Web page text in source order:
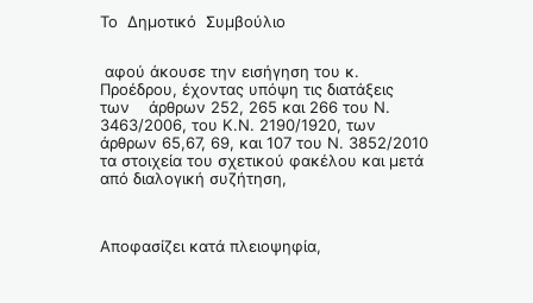
Το Δημοτικό Συμβούλιο
αφού άκουσε την εισήγηση του κ.
Προέδρου, έχοντας υπόψη τις διατάξεις
των άρθρων 252, 265 και 266 του Ν.
3463/2006, του Κ.Ν. 2190/1920, των
άρθρων 65,67, 69, και 107 του Ν. 3852/2010
τα στοιχεία του σχετικού φακέλου και μετά
από διαλογική συζήτηση,
Αποφασίζει κατά πλειοψηφία,